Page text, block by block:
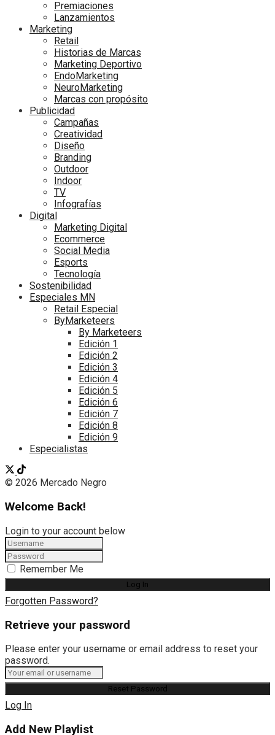
Premiaciones
Lanzamientos
Marketing
Retail
Historias de Marcas
Marketing Deportivo
EndoMarketing
NeuroMarketing
Marcas con propósito
Publicidad
Campañas
Creatividad
Diseño
Branding
Outdoor
Indoor
TV
Infografías
Digital
Marketing Digital
Ecommerce
Social Media
Esports
Tecnología
Sostenibilidad
Especiales MN
Retail Especial
ByMarketeers
By Marketeers
Edición 1
Edición 2
Edición 3
Edición 4
Edición 5
Edición 6
Edición 7
Edición 8
Edición 9
Especialistas
© 2026 Mercado Negro
Welcome Back!
Login to your account below
Remember Me
Forgotten Password?
Retrieve your password
Please enter your username or email address to reset your
password.
Log In
Add New Playlist